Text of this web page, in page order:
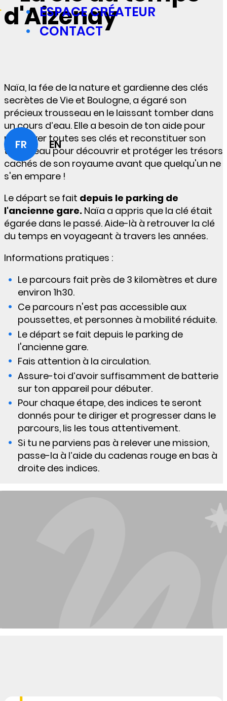
ESPACE CRÉATEUR
CONTACT
FR EN
d'Aizenay
Naïa, la fée de la nature et gardienne des clés
secrètes de Vie et Boulogne, a égaré son
précieux trousseau en le laissant tomber dans
un cours d’eau. Elle a besoin de ton aide pour
retrouver toutes ses clés et reconstituer son
trousseau pour découvrir et protéger les trésors
cachés de son royaume avant que quelqu'un ne
s'en empare !
Le départ se fait depuis le parking de
l'ancienne gare. Naïa a appris que la clé était
égarée dans le passé. Aide-là à retrouver la clé
du temps en voyageant à travers les années.
Informations pratiques :
Le parcours fait près de 3 kilomètres et dure
environ 1h30.
Ce parcours n'est pas accessible aux
poussettes, et personnes à mobilité réduite.
Le départ se fait depuis le parking de
l'ancienne gare.
Fais attention à la circulation.
Assure-toi d’avoir suffisamment de batterie
sur ton appareil pour débuter.
Pour chaque étape, des indices te seront
donnés pour te diriger et progresser dans le
parcours, lis les tous attentivement.
Si tu ne parviens pas à relever une mission,
passe-la à l’aide du cadenas rouge en bas à
droite des indices.